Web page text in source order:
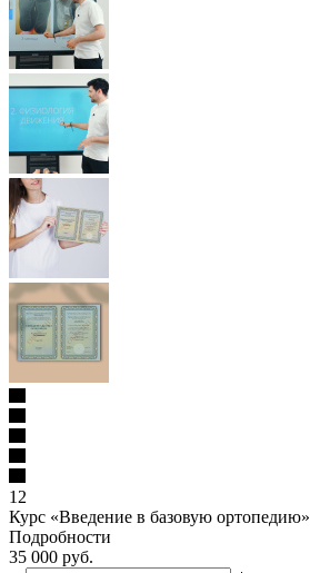
12
Курс «Введение в базовую ортопедию»
Подробности
35 000 руб.